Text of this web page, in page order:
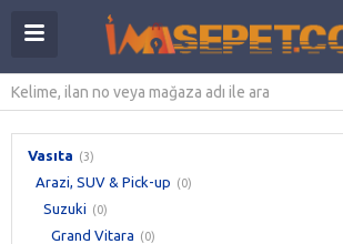
Vasıta (3)
Arazi, SUV & Pick-up (0)
Suzuki (0)
Grand Vitara (0)